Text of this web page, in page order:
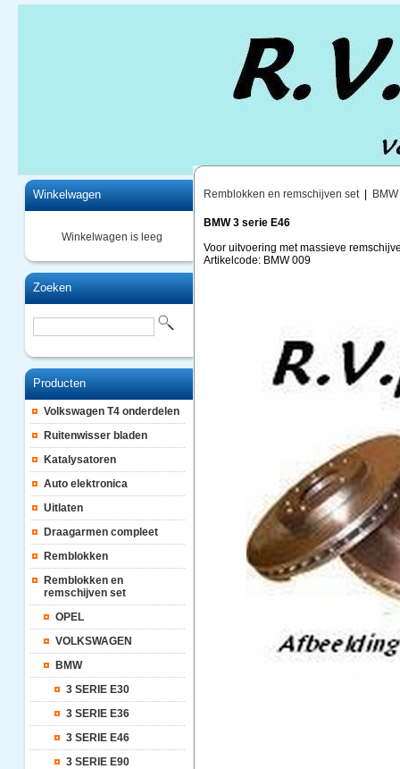
Winkelwagen
Winkelwagen is leeg
Zoeken
Producten
Volkswagen T4 onderdelen
Ruitenwisser bladen
Katalysatoren
Auto elektronica
Uitlaten
Draagarmen compleet
Remblokken
Remblokken en
remschijven set
OPEL
VOLKSWAGEN
BMW
3 SERIE E30
3 SERIE E36
3 SERIE E46
3 SERIE E90
Remblokken en remschijven set| BMW
BMW 3 serie E46
Voor uitvoering met massieve
Artikelcode: BMW 009